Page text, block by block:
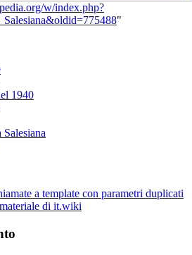
w/index.php?
"
1940
a template con parametri duplicati
di it.wiki